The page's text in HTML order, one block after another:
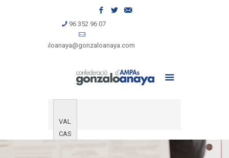
96 352 96 07
gonzaloanaya@gonzaloanaya.com
VAL
CAS